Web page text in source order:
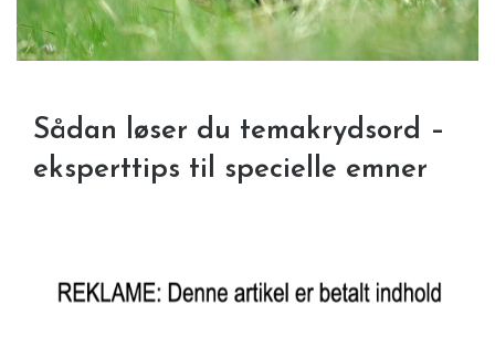
Sådan løser du temakrydsord –
eksperttips til specielle emner